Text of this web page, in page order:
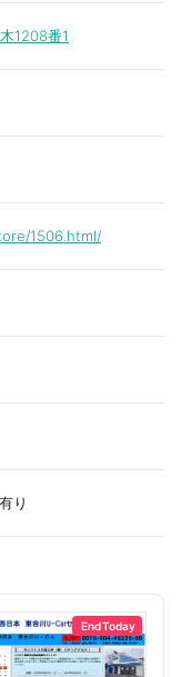
1208番1
1506.html/
り
End Today